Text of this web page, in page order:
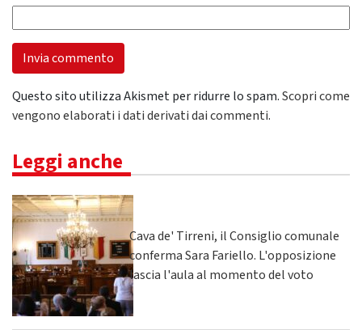
Questo sito utilizza Akismet per ridurre lo spam.Scopri come
vengono elaborati i dati derivati dai commenti.
Leggi anche
Cava de' Tirreni, il Consiglio comunale
conferma Sara Fariello. L'opposizione
lascia l'aula al momento del voto